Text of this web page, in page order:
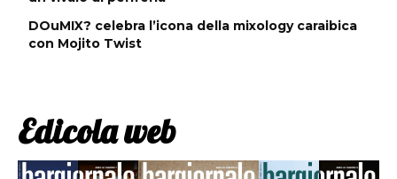
DOuMIX? celebra l’icona della mixology caraibica
con Mojito Twist
Edicola web